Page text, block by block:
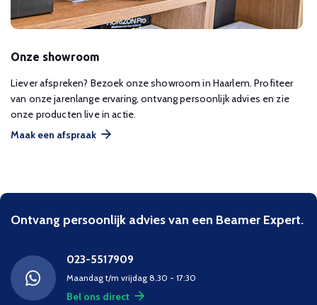
Onze showroom
Liever afspreken? Bezoek onze showroom in Haarlem. Profiteer
van onze jarenlange ervaring, ontvang persoonlijk advies en zie
onze producten live in actie.
Maak een afspraak
Ontvang persoonlijk advies van een Beamer Expert.
023-5517909
Maandag t/m vrijdag 8.30 - 17:30
Bel ons direct